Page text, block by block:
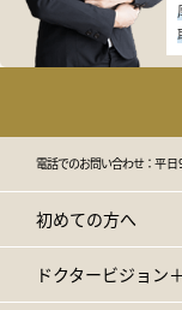
電話でのお問い合わせ：平
初めての方へ
ドクタービジョン＋